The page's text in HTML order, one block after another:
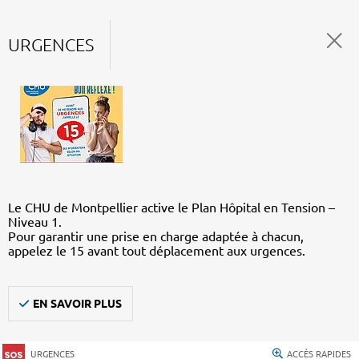
URGENCES
Le CHU de Montpellier active le Plan Hôpital en Tension –
Niveau 1.
Pour garantir une prise en charge adaptée à chacun,
appelez le 15 avant tout déplacement aux urgences.
EN SAVOIR PLUS
URGENCES ACCÈS RAPIDES